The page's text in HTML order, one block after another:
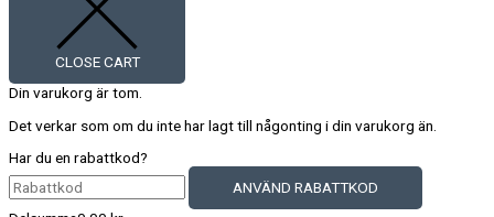
CLOSE CART
Din varukorg är tom.
Det verkar som om du inte har lagt till någonting i din varukorg än.
Har du en rabattkod?
ANVÄND RABATTKOD